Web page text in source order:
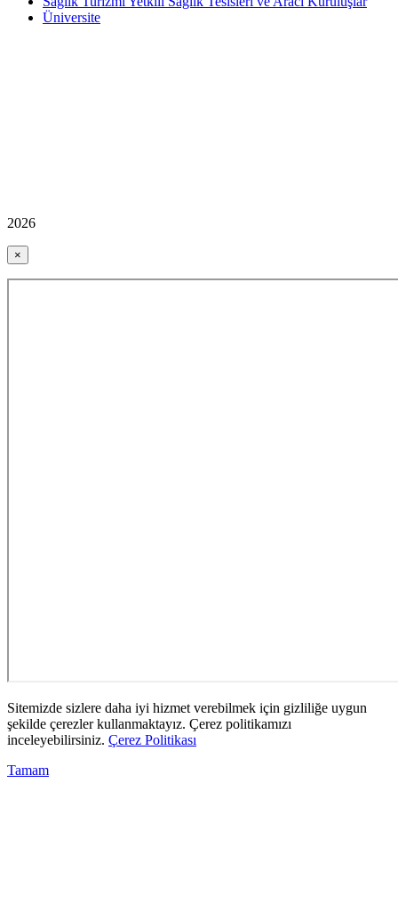
Üniversite
2026
×
Sitemizde sizlere daha iyi hizmet verebilmek için gizliliğe uygun
şekilde çerezler kullanmaktayız. Çerez politikamızı
inceleyebilirsiniz. Çerez Politikası
Tamam